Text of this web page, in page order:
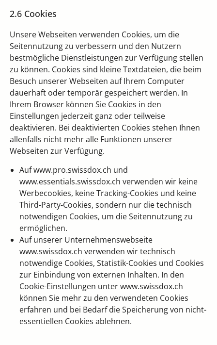
2.6 Cookies
Unsere Webseiten verwenden Cookies, um die
Seitennutzung zu verbessern und den Nutzern
bestmögliche Dienstleistungen zur Verfügung stellen
zu können. Cookies sind kleine Textdateien, die beim
Besuch unserer Webseiten auf Ihrem Computer
dauerhaft oder temporär gespeichert werden. In
Ihrem Browser können Sie Cookies in den
Einstellungen jederzeit ganz oder teilweise
deaktivieren. Bei deaktivierten Cookies stehen Ihnen
allenfalls nicht mehr alle Funktionen unserer
Webseiten zur Verfügung.
Auf www.pro.swissdox.ch und
www.essentials.swissdox.ch verwenden wir keine
Werbecookies, keine Tracking-Cookies und keine
Third-Party-Cookies, sondern nur die technisch
notwendigen Cookies, um die Seitennutzung zu
ermöglichen.
Auf unserer Unternehmenswebseite
www.swissdox.ch verwenden wir technisch
notwendige Cookies, Statistik-Cookies und Cookies
zur Einbindung von externen Inhalten. In den
Cookie-Einstellungen unter www.swissdox.ch
können Sie mehr zu den verwendeten Cookies
erfahren und bei Bedarf die Speicherung von nicht-
essentiellen Cookies ablehnen.